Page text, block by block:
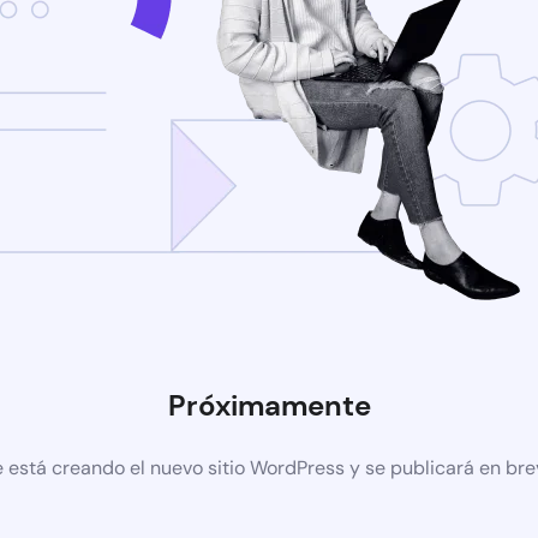
Próximamente
está creando el nuevo sitio WordPress y se publicará en